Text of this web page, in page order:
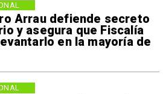
Arrau defiende secreto
y asegura que Fiscalía
en la mayoría de